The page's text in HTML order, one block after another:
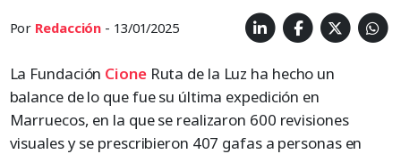
Por Redacción - 13/01/2025
La Fundación Cione Ruta de la Luz ha hecho un
balance de lo que fue su última expedición en
Marruecos, en la que se realizaron 600 revisiones
visuales y se prescribieron 407 gafas a personas en